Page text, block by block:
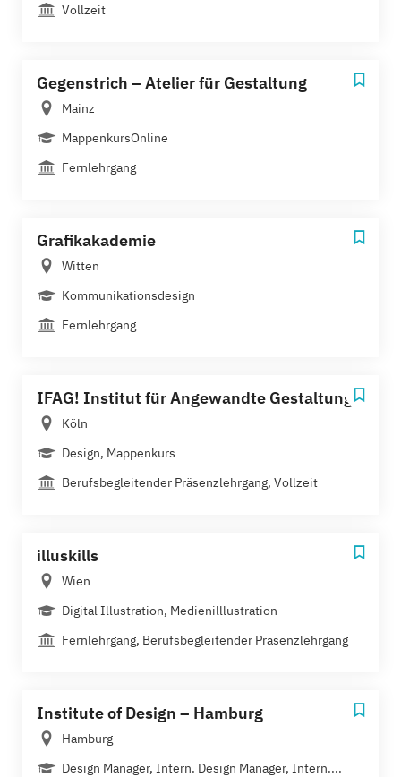
Vollzeit
Gegenstrich – Atelier für Gestaltung
Mainz
MappenkursOnline
Fernlehrgang
Grafikakademie
Witten
Kommunikationsdesign
Fernlehrgang
IFAG! Institut für Angewandte Gestaltung
Köln
Design, Mappenkurs
Berufsbegleitender Präsenzlehrgang, Vollzeit
illuskills
Wien
Digital Illustration, Medienilllustration
Fernlehrgang, Berufsbegleitender Präsenzlehrgang
Institute of Design – Hamburg
Hamburg
Design Manager, Intern. Design Manager, Intern....